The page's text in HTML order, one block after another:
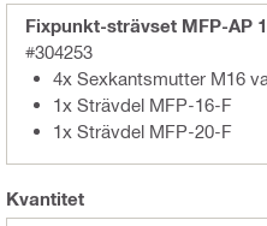
Fixpunkt-strävset MFP-AP
#304253
4x Sexkantsmutter M16
1x Strävdel MFP-16-F
1x Strävdel MFP-20-F
Kvantitet